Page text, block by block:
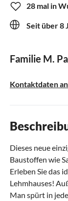
28 mal in
Seit über 8
Familie M.
Kontaktdaten
Dieses neue
Baustoffen wie
Erleben Sie das
Lehmhauses!
Man spürt in